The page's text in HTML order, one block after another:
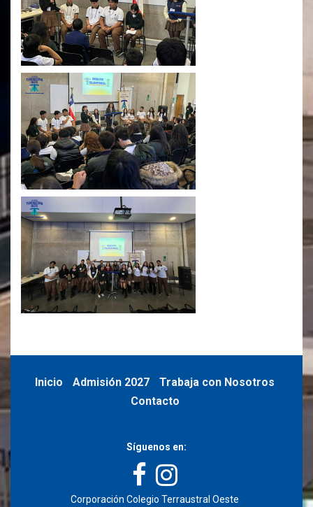
Inicio Admisión 2027
Trabaja con Nosotros
Contacto
Síguenos en:
Corporación Colegio Terraustral Oeste